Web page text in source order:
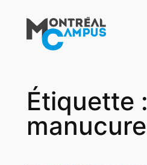
contenu
Étiquette :
manucure